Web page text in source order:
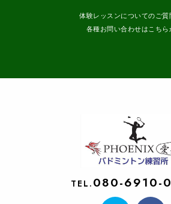
体験レッスンについてのご質
各種お問い合わせはこちら
TEL. 080-6910-